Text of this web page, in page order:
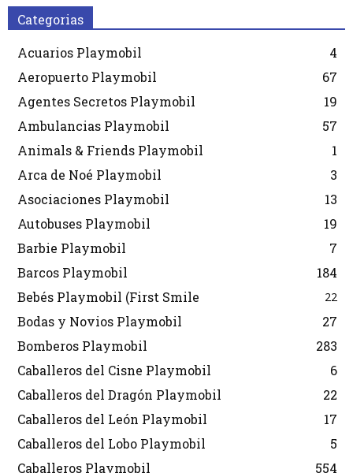
Categorias
Acuarios Playmobil
4
Aeropuerto Playmobil
67
Agentes Secretos Playmobil
19
Ambulancias Playmobil
57
Animals & Friends Playmobil
1
Arca de Noé Playmobil
3
Asociaciones Playmobil
13
Autobuses Playmobil
19
Barbie Playmobil
7
Barcos Playmobil
184
Bebés Playmobil (First Smile
22
Bodas y Novios Playmobil
27
Bomberos Playmobil
283
Caballeros del Cisne Playmobil
6
Caballeros del Dragón Playmobil
22
Caballeros del León Playmobil
17
Caballeros del Lobo Playmobil
5
Caballeros Playmobil
554